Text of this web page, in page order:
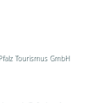
Tourismus GmbH